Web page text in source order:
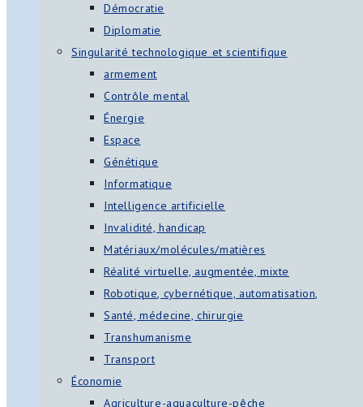
Démocratie
Diplomatie
Singularité technologique et scientifique
armement
Contrôle mental
Énergie
Espace
Génétique
Informatique
Intelligence artificielle
Invalidité, handicap
Matériaux/molécules/matières
Réalité virtuelle, augmentée, mixte
Robotique, cybernétique, automatisation,
Santé, médecine, chirurgie
Transhumanisme
Transport
Économie
Agriculture-aquaculture-pêche